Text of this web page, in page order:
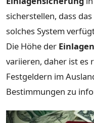
sicherstellen, dass
solches System
Die Höhe der
variieren, daher ist es
Festgeldern im
Bestimmungen zu